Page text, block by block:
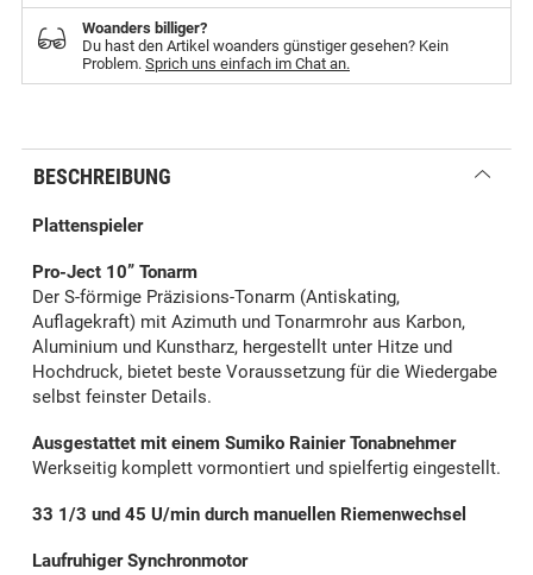
Woanders billiger?
Du hast den Artikel woanders günstiger gesehen? Kein
Problem. Sprich uns einfach im Chat an.
BESCHREIBUNG
Plattenspieler
Pro-Ject 10” Tonarm
Der S-förmige Präzisions-Ton­arm (Antiskating,
Auflagekraft) mit Azimuth und Tonarmrohr aus Karbon,
Aluminium und Kunstharz, hergestellt unter Hitze und
Hochdruck, bietet beste Voraussetzung für die Wiedergabe
selbst feinster Details.
Ausgestattet mit einem Sumiko Rainier Tonabnehmer
Werkseitig komplett vormontiert und spielfertig eingestellt.
33 1/3 und 45 U/min durch manuellen Riemenwechsel
Laufruhiger Synchronmotor